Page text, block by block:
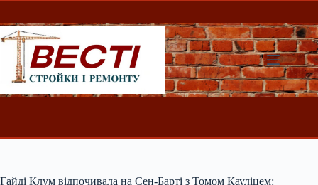
Перейти
вмісту
Гайді Клум відпочивала на Сен-Барті з Томом Кауліцем: